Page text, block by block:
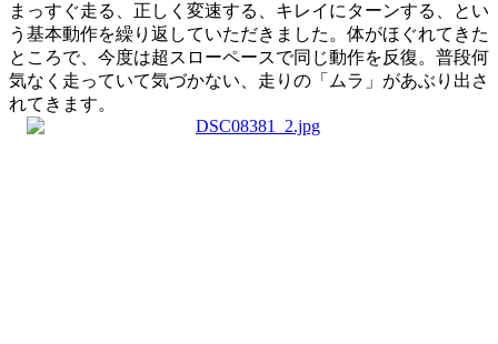
まっすぐ走る、正しく変速する、キレイにターンする、とい
う基本動作を繰り返していただきました。体がほぐれてきた
ところで、今度は超スローペースで同じ動作を反復。普段何
気なく走っていて気づかない、走りの「ムラ」があぶり出さ
れてきます。